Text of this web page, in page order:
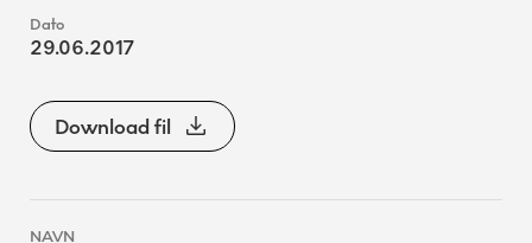
29.06.2017
Download fil